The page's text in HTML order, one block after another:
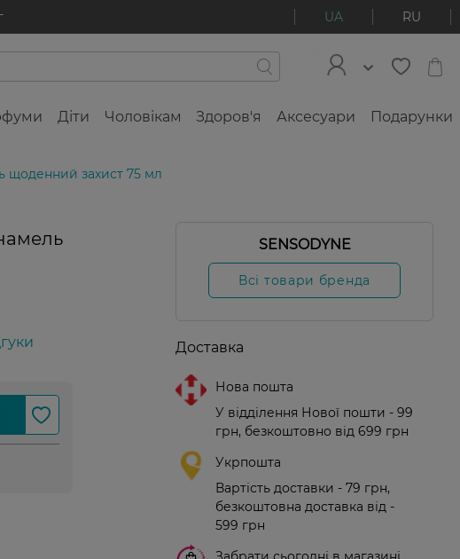
UA RU
Діти Чоловікам Здоров'я Аксесуари Подарунки
щоденний захист 75 мл
SENSODYNE
Всі товари бренда
Доставка
Нова пошта
У відділення Нової пошти - 99
грн, безкоштовно від 699 грн
Укрпошта
Вартість доставки - 79 грн,
безкоштовна доставка від -
599 грн